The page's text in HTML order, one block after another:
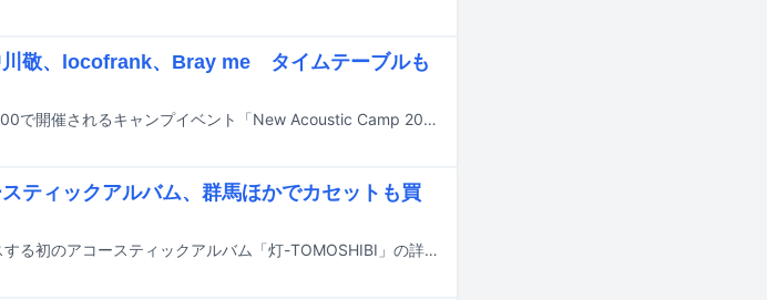
川敬、locofrank、Bray me タイムテーブルも
9月19、20日に群馬・水上高原リゾート200で開催されるキャンプイベント「New Acoustic Camp 2026 ～わらう、うたう、たべる、ねっころがる。～」の第5弾出演アーティストが発表された。
ティックアルバム、群馬ほかでカセットも買
G-FREAK FACTORYが9月16日にリリースする初のアコースティックアルバム「灯-TOMOSHIBI」の詳細が発表された。